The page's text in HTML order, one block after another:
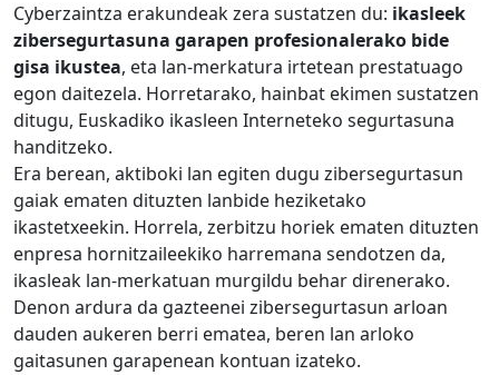
Cyberzaintza erakundeak zera sustatzen du: ikasleek
zibersegurtasuna garapen profesionalerako bide
gisa ikustea, eta lan-merkatura irtetean prestatuago
egon daitezela. Horretarako, hainbat ekimen sustatzen
ditugu, Euskadiko ikasleen Interneteko segurtasuna
handitzeko.
Era berean, aktiboki lan egiten dugu zibersegurtasun
gaiak ematen dituzten lanbide heziketako
ikastetxeekin. Horrela, zerbitzu horiek ematen dituzten
enpresa hornitzaileekiko harremana sendotzen da,
ikasleak lan-merkatuan murgildu behar direnerako.
Denon ardura da gazteenei zibersegurtasun arloan
dauden aukeren berri ematea, beren lan arloko
gaitasunen garapenean kontuan izateko.